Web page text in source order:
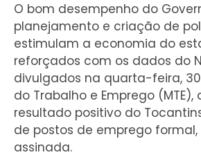
O bom desempenho do
planejamento e criação de
estimulam a economia do
reforçados com os dados do
divulgados na quarta-feira,
do Trabalho e Emprego
resultado positivo do
de postos de emprego
assinada.